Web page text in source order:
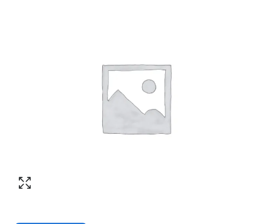
ПЕРЕЗВОНИТЕ МНЕ
Согласен с обработкой персональных
данных в соответствии с